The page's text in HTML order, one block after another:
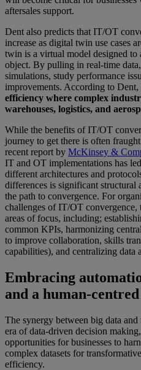
aftersales support.
Dent also predicts that IT/OT
increase as digital twin use cases
twin is a virtual model designed to
object. By pulling in real-time
simulations, study performance
improvements. According to Dent,
efficiency where complex
warehouses, logistics, and
While the benefits of IT/OT
journey to get there is often
recent report by McKinsey &
IT and OT implementations has
different architectures and
differences is significant structural
the path to convergence. For
challenges of IT/OT convergence,
areas of focus, including;
common KPIs, harmonizing
to improve collaboration, skills
capabilities), and centralizing data
Embracing
and a human-
The synergy between big data
era of data-driven decision
opportunities for businesses to
complex datasets for
efficiency.